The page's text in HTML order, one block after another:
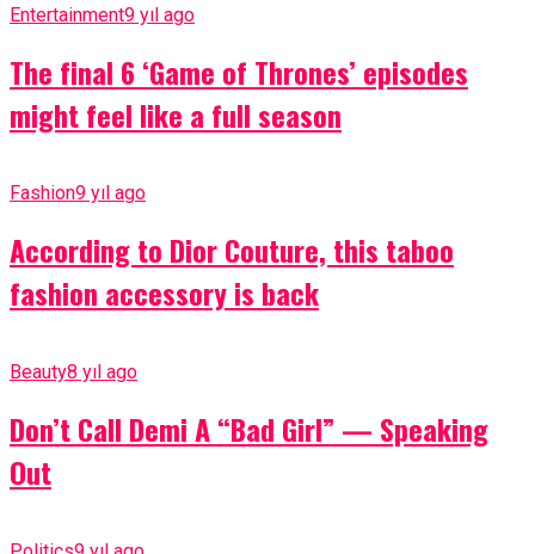
Entertainment9 yıl ago
The final 6 ‘Game of Thrones’ episodes
might feel like a full season
Fashion9 yıl ago
According to Dior Couture, this taboo
fashion accessory is back
Beauty8 yıl ago
Don’t Call Demi A “Bad Girl” — Speaking
Out